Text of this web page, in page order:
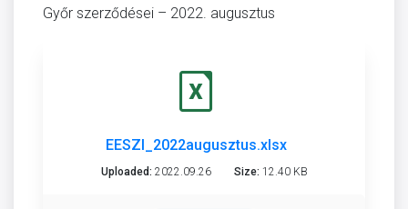
Győr szerződései – 2022. augusztus
EESZI_2022augusztus.xlsx
Uploaded: 2022.09.26 Size: 12.40 KB